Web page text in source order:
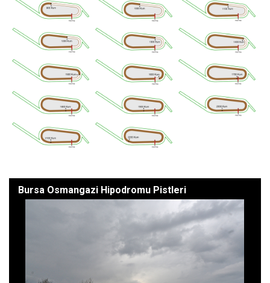
Bursa Osmangazi Hipodromu Pistleri